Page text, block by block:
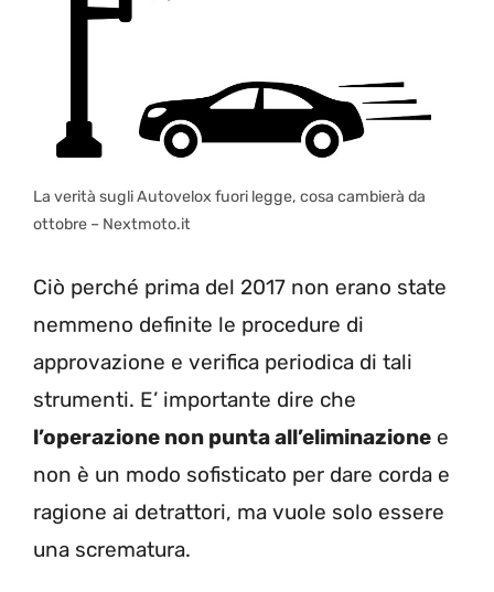
La verità sugli Autovelox fuori legge, cosa cambierà da
ottobre – Nextmoto.it
Ciò perché prima del 2017 non erano state
nemmeno definite le procedure di
approvazione e verifica periodica di tali
strumenti. E’ importante dire che
l’operazione non punta all’eliminazione e
non è un modo sofisticato per dare corda e
ragione ai detrattori, ma vuole solo essere
una scrematura.